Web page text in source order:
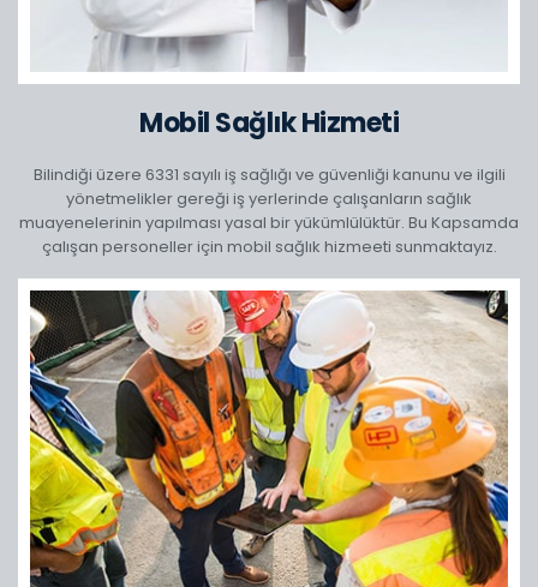
Mobil Sağlık Hizmeti
Bilindiği üzere 6331 sayılı iş sağlığı ve güvenliği kanunu ve ilgili
yönetmelikler gereği iş yerlerinde çalışanların sağlık
muayenelerinin yapılması yasal bir yükümlülüktür. Bu Kapsamda
çalışan personeller için mobil sağlık hizmeeti sunmaktayız.